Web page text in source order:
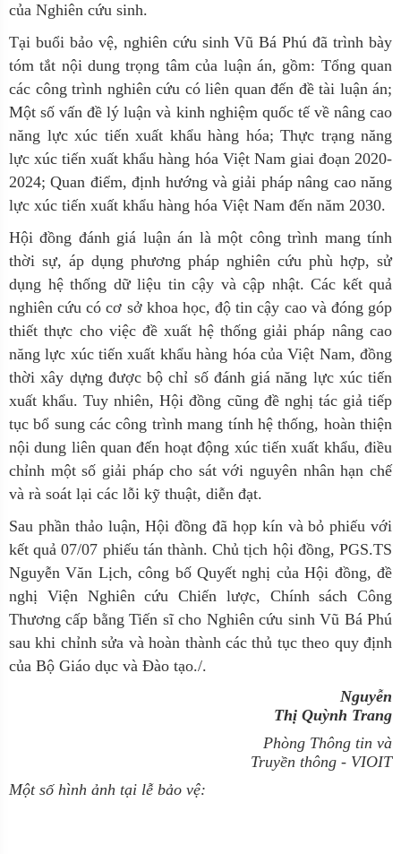
của Nghiên cứu sinh.
Tại buổi bảo vệ, nghiên cứu sinh Vũ Bá Phú đã trình bày
tóm tắt nội dung trọng tâm của luận án, gồm: Tổng quan
các công trình nghiên cứu có liên quan đến đề tài luận án;
Một số vấn đề lý luận và kinh nghiệm quốc tế về nâng cao
năng lực xúc tiến xuất khẩu hàng hóa; Thực trạng năng
lực xúc tiến xuất khẩu hàng hóa Việt Nam giai đoạn 2020-
2024; Quan điểm, định hướng và giải pháp nâng cao năng
lực xúc tiến xuất khẩu hàng hóa Việt Nam đến năm 2030.
Hội đồng đánh giá luận án là một công trình mang tính
thời sự, áp dụng phương pháp nghiên cứu phù hợp, sử
dụng hệ thống dữ liệu tin cậy và cập nhật. Các kết quả
nghiên cứu có cơ sở khoa học, độ tin cậy cao và đóng góp
thiết thực cho việc đề xuất hệ thống giải pháp nâng cao
năng lực xúc tiến xuất khẩu hàng hóa của Việt Nam, đồng
thời xây dựng được bộ chỉ số đánh giá năng lực xúc tiến
xuất khẩu. Tuy nhiên, Hội đồng cũng đề nghị tác giả tiếp
tục bổ sung các công trình mang tính hệ thống, hoàn thiện
nội dung liên quan đến hoạt động xúc tiến xuất khẩu, điều
chỉnh một số giải pháp cho sát với nguyên nhân hạn chế
và rà soát lại các lỗi kỹ thuật, diễn đạt.
Sau phần thảo luận, Hội đồng đã họp kín và bỏ phiếu với
kết quả 07/07 phiếu tán thành.Chủ tịch hội đồng, PGS.TS
Nguyễn Văn Lịch, công bố Quyết nghị của Hội đồng, đề
nghị Viện Nghiên cứu Chiến lược, Chính sách Công
Thương cấp bằng Tiến sĩ cho Nghiên cứu sinh Vũ Bá Phú
sau khi chỉnh sửa và hoàn thành các thủ tục theo quy định
của Bộ Giáo dục và Đào tạo./.
Nguyễn
Thị Quỳnh Trang
Phòng Thông tin và
Truyền thông - VIOIT
Một số hình ảnh tại lễ bảo vệ: